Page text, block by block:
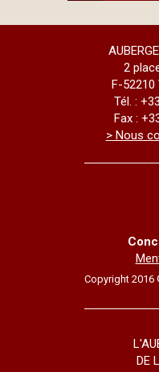
2
F-52210
Tél. :
Fax :
> Nous
Copyright 2016
DE